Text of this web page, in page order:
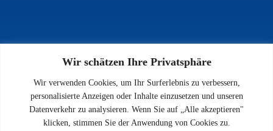
Wir schätzen Ihre Privatsphäre
Wir verwenden Cookies, um Ihr Surferlebnis zu verbessern,
personalisierte Anzeigen oder Inhalte einzusetzen und unseren
Datenverkehr zu analysieren. Wenn Sie auf „Alle akzeptieren"
klicken, stimmen Sie der Anwendung von Cookies zu.
INFOS
Impressum
Datenschutz
Kontakt